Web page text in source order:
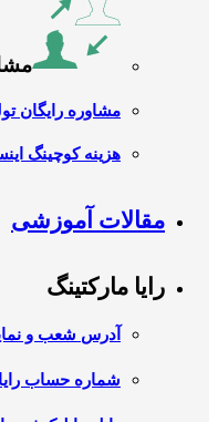
مشاوره رایگان
هزینه کوچینگ
مقالات آموزشی
رایا مارکتینگ
آدرس شعب و
شماره حساب